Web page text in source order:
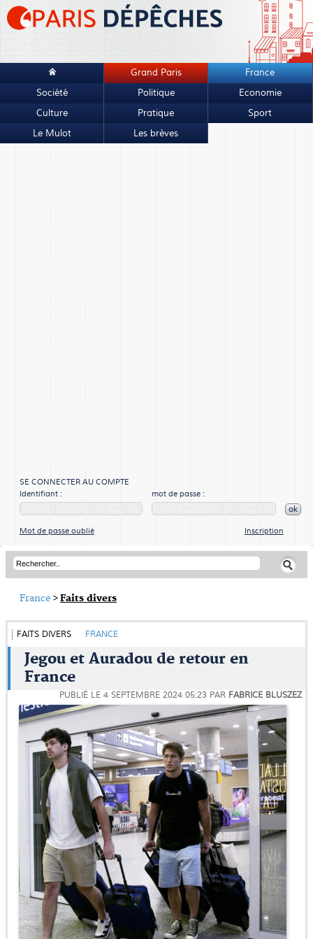
Grand Paris
France
Société
Politique
Economie
Culture
Pratique
Sport
Le Mulot
Les brèves
SE CONNECTER AU COMPTE
Identifiant :
mot de passe :
ok
Mot de passe oublié Inscription
France >Faits divers
FAITS DIVERS FRANCE
Jegou et Auradou de retour en
France
PUBLIÉ LE 4 SEPTEMBRE 2024 05:23 PAR FABRICE BLUSZEZ